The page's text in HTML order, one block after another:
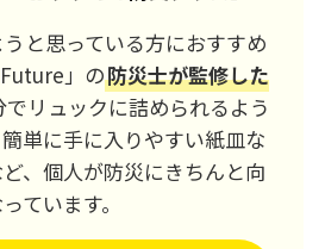
と思っている方におすすめ
」の防災士が監修した
でリュックに詰められるよう
単に手に入りやすい紙皿な
、個人が防災にきちんと向
ています。